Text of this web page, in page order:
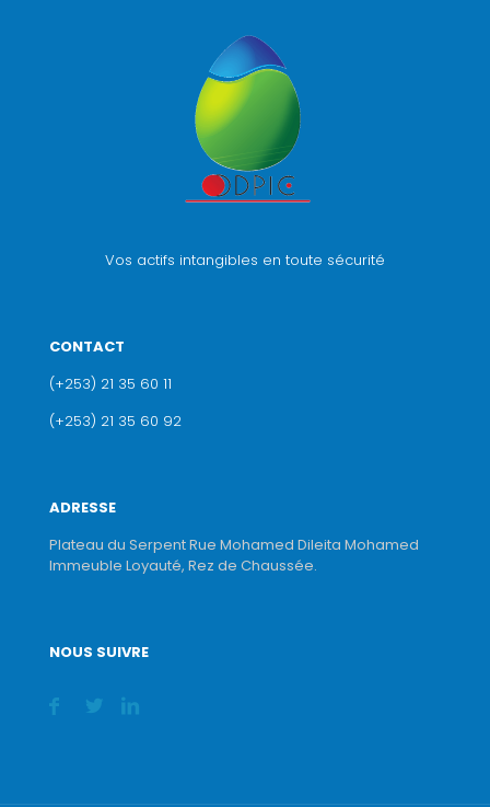
Vos actifs intangibles en toute sécurité
CONTACT
(+253) 21 35 60 11
(+253) 21 35 60 92
ADRESSE
Plateau du Serpent Rue Mohamed Dileita Mohamed
Immeuble Loyauté, Rez de Chaussée.
NOUS SUIVRE